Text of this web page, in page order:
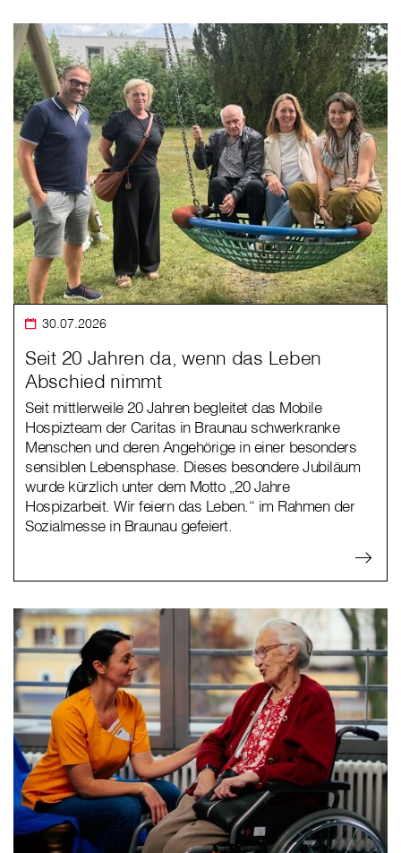
30.07.2026
Seit 20 Jahren da, wenn das Leben
Abschied nimmt
Seit mittlerweile 20 Jahren begleitet das Mobile
Hospizteam der Caritas in Braunau schwerkranke
Menschen und deren Angehörige in einer besonders
sensiblen Lebensphase. Dieses besondere Jubiläum
wurde kürzlich unter dem Motto „20 Jahre
Hospizarbeit. Wir feiern das Leben.“ im Rahmen der
Sozialmesse in Braunau gefeiert.